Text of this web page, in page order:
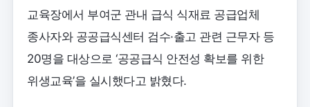
교육장에서 부여군 관내 급식 식재료 공급업체
종사자와 공공급식센터 검수·출고 관련 근무자 등
20명을 대상으로 ‘공공급식 안전성 확보를 위한
위생교육’을 실시했다고 밝혔다.